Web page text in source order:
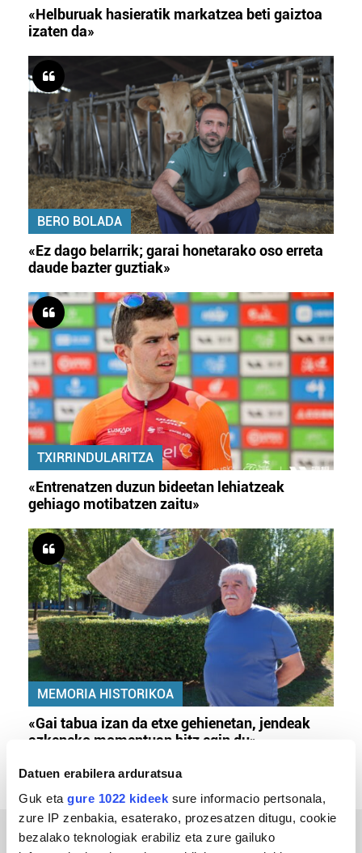
Datuen erabilera arduratsua
Guk eta gure 1022 kideek sure informacio pertsonala,
zure IP zenbakia, esaterako, prozesatzen ditugu, cookie
bezalako teknologiak erabiliz eta zure gailuko
«Helburuak hasieratik markatzea beti gaiztoa
izaten da»
BERO BOLADA
«Ez dago belarrik; garai honetarako oso erreta
daude bazter guztiak»
TXIRRINDULARITZA
«Entrenatzen duzun bideetan lehiatzeak
gehiago motibatzen zaitu»
MEMORIA HISTORIKOA
«Gai tabua izan da etxe gehienetan, jendeak
azkeneko momentuan hitz egin du»